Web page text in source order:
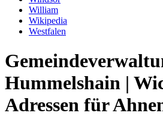
William
Wikipedia
Westfalen
Hummelshain |
Adressen für